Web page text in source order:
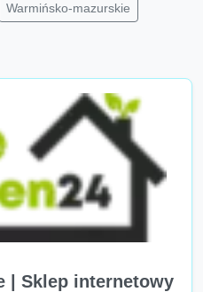
Warmińsko-mazurskie
| Sklep internetowy